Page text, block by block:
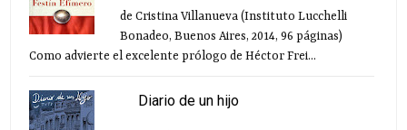
de Cristina Villanueva (Instituto Lucchelli
Bonadeo, Buenos Aires, 2014, 96 páginas)
Como advierte el excelente prólogo de Héctor Frei...
Diario de un hijo